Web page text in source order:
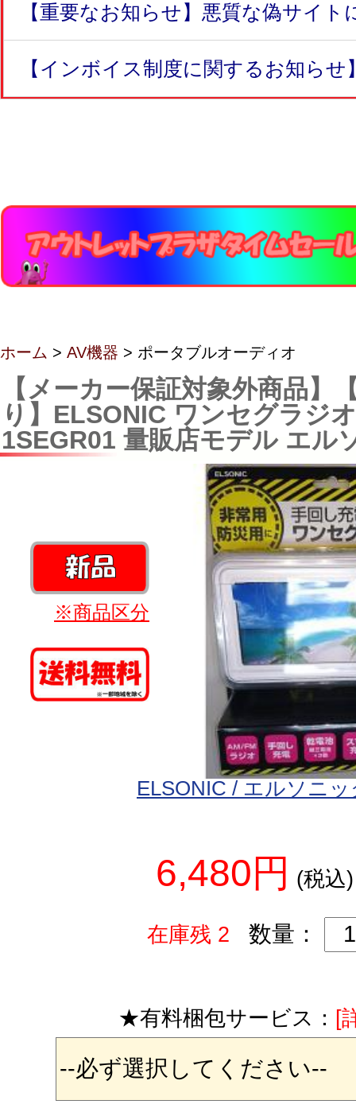
【重要なお知らせ】悪質な偽サイト
【インボイス制度に関するお知らせ
ホーム > AV機器 > ポータブルオーディオ
【メーカー保証対象外商品】
り】ELSONIC ワンセグラジ
1SEGR01 量販店モデル エル
※商品区分
ELSONIC / エルソニッ
6,480円 (税込)
在庫残 2 数量：
★有料梱包サービス： [